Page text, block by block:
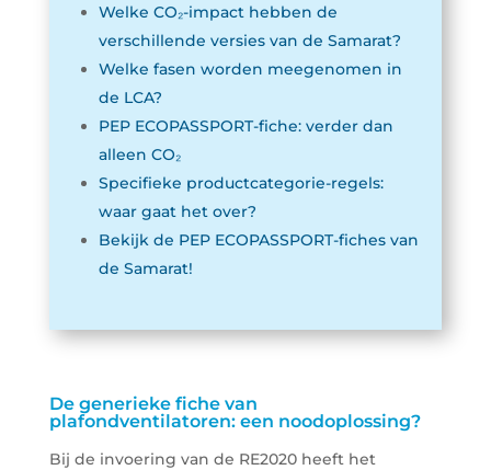
Welke CO₂-impact hebben de
verschillende versies van de Samarat?
Welke fasen worden meegenomen in
de LCA?
PEP ECOPASSPORT-fiche: verder dan
alleen CO₂
Specifieke productcategorie-regels:
waar gaat het over?
Bekijk de PEP ECOPASSPORT-fiches van
de Samarat!
De generieke fiche van
plafondventilatoren: een noodoplossing?
Bij de invoering van de RE2020 heeft het